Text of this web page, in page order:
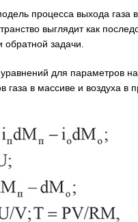
процесса выхода газа в
выглядит как
задачи.
для параметров
газа в массиве и воздуха в